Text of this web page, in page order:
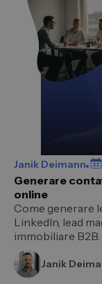
Janik Deimann
Generare
online
Come generare
LinkedIn, lead
immobiliare B2B.
Janik